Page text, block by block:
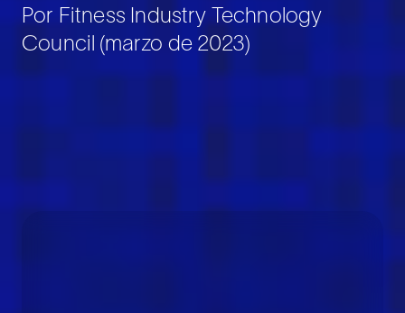
Por Fitness Industry Technology
Council (marzo de 2023)